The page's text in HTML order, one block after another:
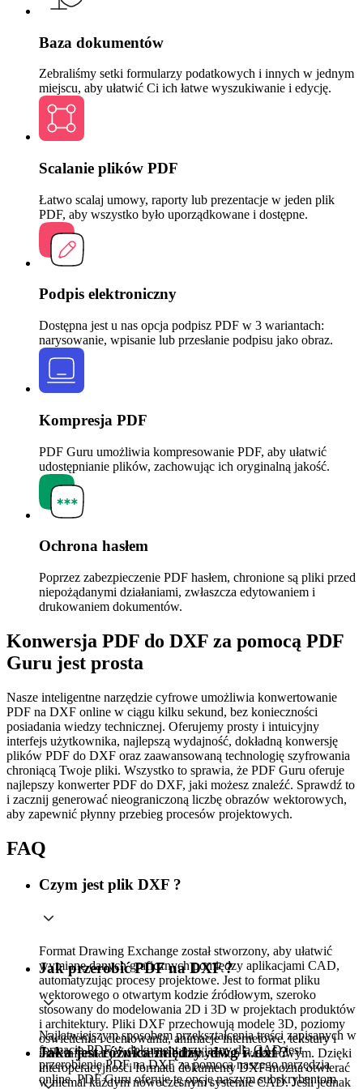
Baza dokumentów
Zebraliśmy setki formularzy podatkowych i innych w jednym
miejscu, aby ułatwić Ci ich łatwe wyszukiwanie i edycję.
Scalanie plików PDF
Łatwo scalaj umowy, raporty lub prezentacje w jeden plik
PDF, aby wszystko było uporządkowane i dostępne.
Podpis elektroniczny
Dostępna jest u nas opcja podpisz PDF w 3 wariantach:
narysowanie, wpisanie lub przesłanie podpisu jako obraz.
Kompresja PDF
PDF Guru umożliwia kompresowanie PDF, aby ułatwić
udostępnianie plików, zachowując ich oryginalną jakość.
Ochrona hasłem
Poprzez zabezpieczenie PDF hasłem, chronione są pliki przed
niepożądanymi działaniami, zwłaszcza edytowaniem i
drukowaniem dokumentów.
Konwersja PDF do DXF za pomocą PDF
Guru jest prosta
Nasze inteligentne narzędzie cyfrowe umożliwia konwertowanie
PDF na DXF online w ciągu kilku sekund, bez konieczności
posiadania wiedzy technicznej. Oferujemy prosty i intuicyjny
interfejs użytkownika, najlepszą wydajność, dokładną konwersję
plików PDF do DXF oraz zaawansowaną technologię szyfrowania
chroniącą Twoje pliki. Wszystko to sprawia, że PDF Guru oferuje
najlepszy konwerter PDF do DXF, jaki możesz znaleźć. Sprawdź to
i zacznij generować nieograniczoną liczbę obrazów wektorowych,
aby zapewnić płynny przebieg procesów projektowych.
FAQ
Czym jest plik DXF ?
Format Drawing Exchange został stworzony, aby ułatwić
wymianę danych graficznych pomiędzy aplikacjami CAD,
automatyzując procesy projektowe. Jest to format pliku
wektorowego o otwartym kodzie źródłowym, szeroko
stosowany do modelowania 2D i 3D w projektach produktów
i architektury. Pliki DXF przechowują modele 3D, poziomy
oświetlenia i cieniowania, animacje internetowe, tekstury i
inne informacje w kodzie binarnym lub wektorowym. Dzięki
interoperacyjności formatu dokumenty DXF można otwierać
w niemal każdym nowoczesnym systemie CAD. Jeśli jednak
Jak przerobić PDF na DXF ?
Najłatwiejszym sposobem przekształcenia treści zapisanych w
formacie PDF w dokument przyjazny dla CAD jest
przerobienie PDF na DXF za pomocą naszego narzędzia
online. PDF Guru oferuje tę opcję naszym subskrybentom
Jaka jest różnica między .dwg i .dxf ?